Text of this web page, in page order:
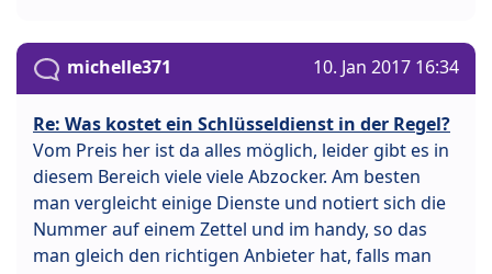
michelle371 10. Jan 2017 16:34
Re: Was kostet ein Schlüsseldienst in der Regel?
Vom Preis her ist da alles möglich, leider gibt es in
diesem Bereich viele viele Abzocker. Am besten
man vergleicht einige Dienste und notiert sich die
Nummer auf einem Zettel und im handy, so das
man gleich den richtigen Anbieter hat, falls man